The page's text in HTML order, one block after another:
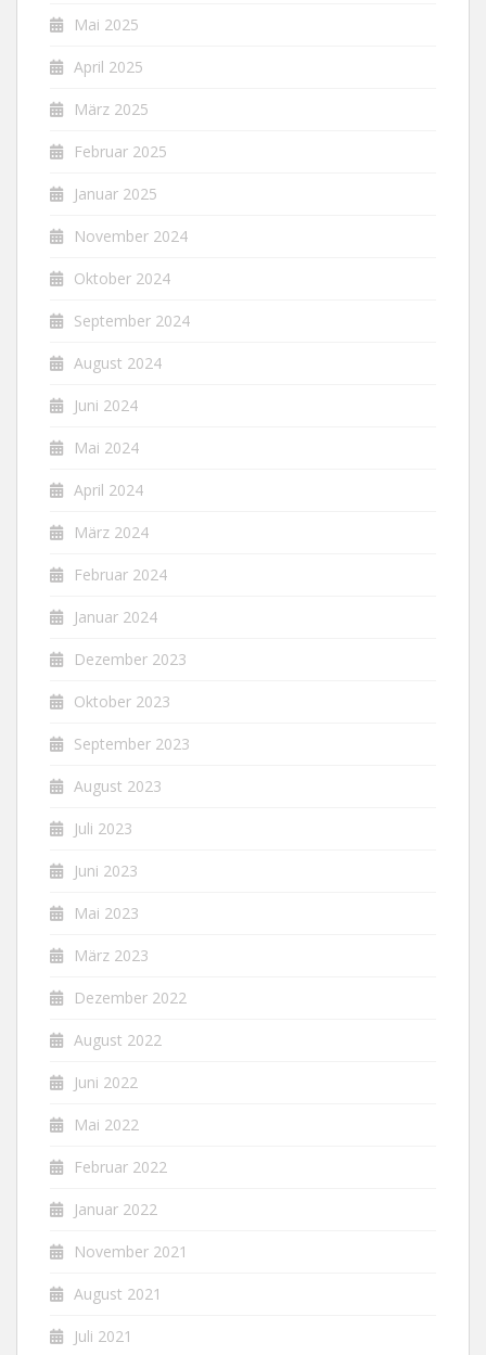
Mai 2025
April 2025
März 2025
Februar 2025
Januar 2025
November 2024
Oktober 2024
September 2024
August 2024
Juni 2024
Mai 2024
April 2024
März 2024
Februar 2024
Januar 2024
Dezember 2023
Oktober 2023
September 2023
August 2023
Juli 2023
Juni 2023
Mai 2023
März 2023
Dezember 2022
August 2022
Juni 2022
Mai 2022
Februar 2022
Januar 2022
November 2021
August 2021
Juli 2021